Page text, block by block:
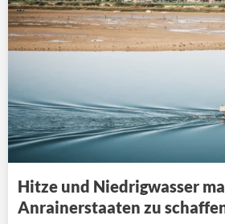
Hitze und Niedrigwasser
Anrainerstaaten zu